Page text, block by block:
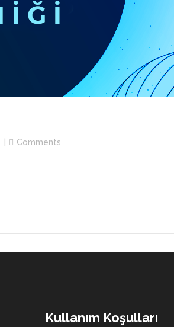
Comments
Kullanım Koşulları